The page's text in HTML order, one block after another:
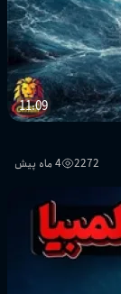
11:09
2272 4 ماه پیش